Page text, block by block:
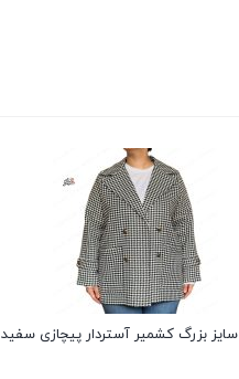
سایز بزرگ کشمیر آستردار پیچازی سفید